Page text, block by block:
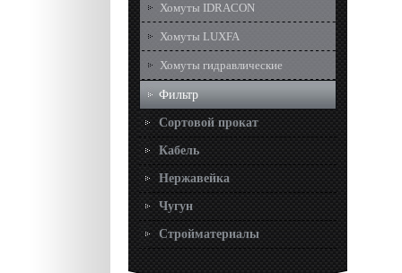
Хомуты IDRACON
Хомуты LUXFA
Хомуты гидравлические
Фильтр
Сортовой прокат
Кабель
Нержавейка
Чугун
Стройматериалы